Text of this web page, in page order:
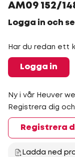
AM09 152/
Logga in och
Har du redan ett
Logga in
Ny i vår Heuver
Registrera dig
Registrera
Ladda ned